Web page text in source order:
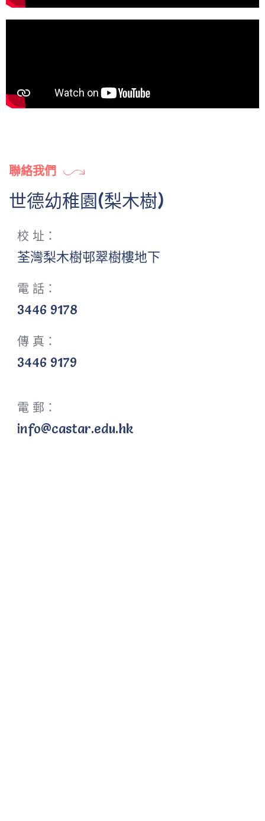
聯絡我們
世德幼稚園(梨木樹)
校 址：
荃灣梨木樹邨翠樹樓地下
電 話：
3446 9178
傳 真：
3446 9179
電 郵：
info@castar.edu.hk